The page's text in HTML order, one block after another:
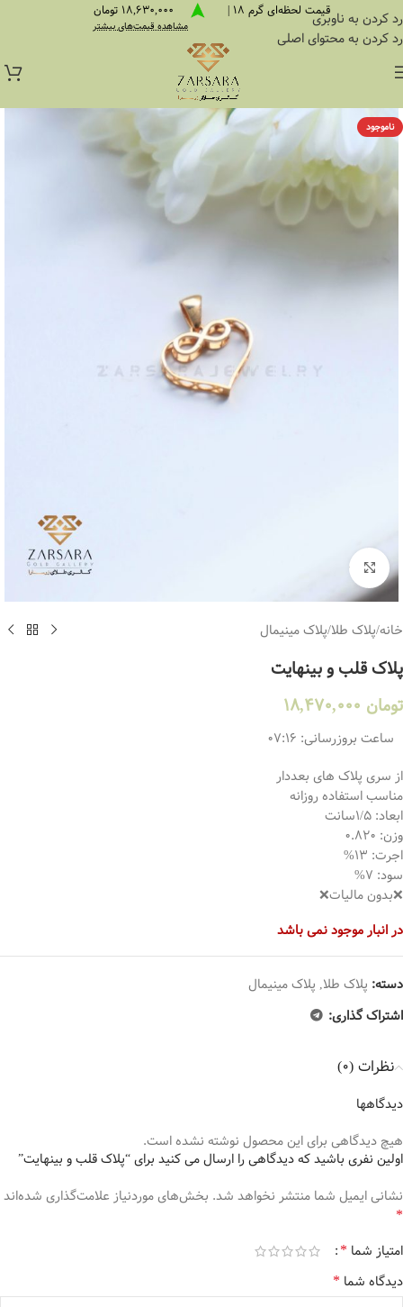
رد کردن به ناوبری
رد کردن به محتوای اصلی
قیمت لحظه‌ای گرم 18 | 18,630,000 تومان
مشاهده قیمت‌های بیشتر
ناموجود
بزرگنمایی تصویر
خانه/پلاک طلا/پلاک مینیمال
پلاک قلب و بینهایت
تومان
ساعت بروزرسانی: 07:16
از سری پلاک های بعددار
مناسب استفاده روزانه
ابعاد: 1/5سانت
وزن: 0.820
اجرت: 13%
سود: 7%
❌بدون مالیات❌
در انبار موجود نمی باشد
دسته: پلاک طلا, پلاک مینیمال
اشتراک گذاری:
نظرات (0)
دیدگاهها
هیچ دیدگاهی برای این محصول نوشته نشده است.
اولین نفری باشید که دیدگاهی را ارسال می کنید برای “پلاک قلب و بینهایت”
نشانی ایمیل شما منتشر نخواهد شد. بخش‌های موردنیاز علامت‌گذاری شده‌اند
*
امتیاز شما *
دیدگاه شما *